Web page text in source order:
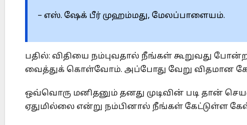
– எஸ். ஷேக் பீர் முஹம்மது, மேலப்பாளையம்.
பதில்: விதியை நம்புவதால் நீங்கள் கூறுவது
வைத்துக் கொள்வோம். அப்போது வேறு விதமான
ஒவ்வொரு மனிதனும் தனது முடிவின் படி தான்
ஏதுமில்லை என்று நம்பினால் நீங்கள் கேட்டுள்ள